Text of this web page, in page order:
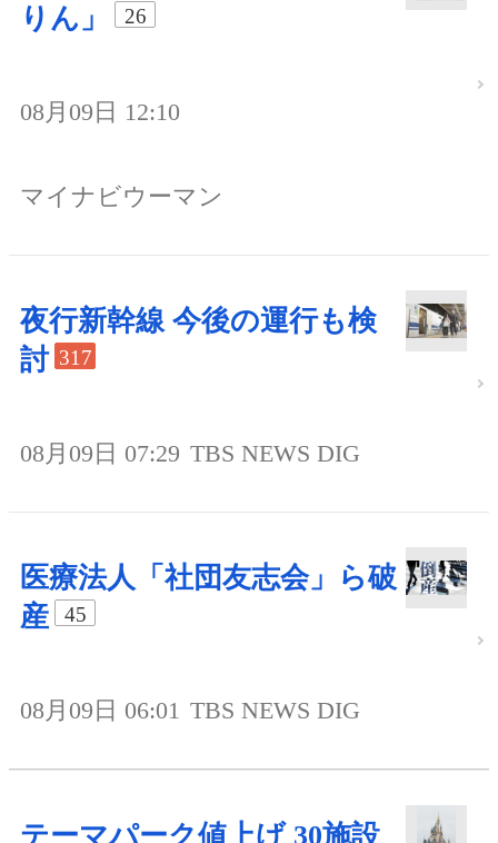
りん」
26
08月09日 12:10
マイナビウーマン
夜行新幹線 今後の運行も検
討 317
08月09日 07:29 TBS NEWS DIG
医療法人「社団友志会」ら破
産
45
08月09日 06:01 TBS NEWS DIG
テーマパーク値上げ 30施設